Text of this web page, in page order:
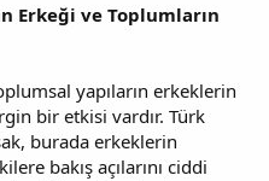
Erkeği ve Toplumların
yapıların erkeklerin
bir etkisi vardır. Türk
burada erkeklerin
bakış açılarını ciddi